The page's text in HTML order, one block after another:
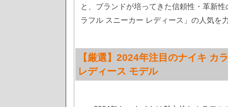
と、ブランドが培ってきた信頼性・革新
ラフル スニーカー レディース」の人気を
【厳選】2024年注目のナイキ カ
レディース モデル